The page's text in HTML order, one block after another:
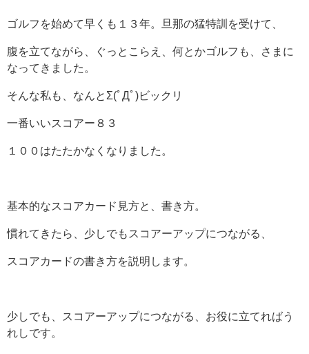
ゴルフを始めて早くも１３年。旦那の猛特訓を受けて、
腹を立てながら、ぐっとこらえ、何とかゴルフも、さまに
なってきました。
そんな私も、なんとΣ(ﾟДﾟ)ビックリ
一番いいスコアー８３
１００はたたかなくなりました。
基本的なスコアカード見方と、書き方。
慣れてきたら、少しでもスコアーアップにつながる、
スコアカードの書き方を説明します。
少しでも、スコアーアップにつながる、お役に立てればう
れしです。